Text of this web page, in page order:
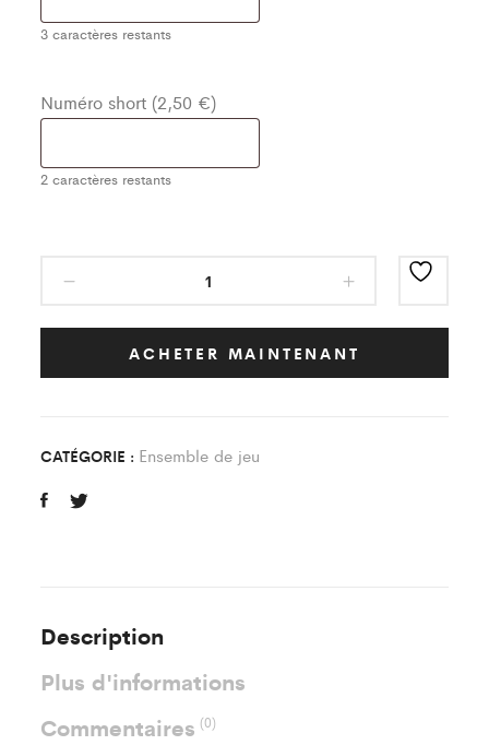
3 caractères restants
Numéro short (2,50 €)
2 caractères restants
Jeu
Classic
Bleu
Clevilliers
ACHETER MAINTENANT
CATÉGORIE : Ensemble de jeu
Description
Plus d'informations
Commentaires(0)